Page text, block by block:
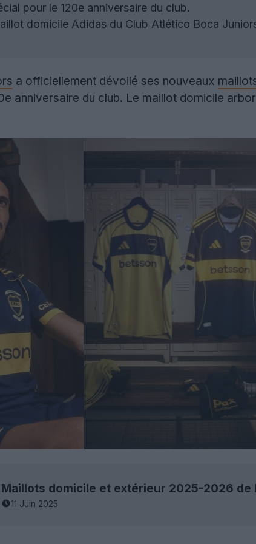
pour le 120e anniversaire du club.
domicile Adidas du Club Atlético Boca
a officiellement dévoilé ses nouveaux
anniversaire du club. Le maillot domicile
Maillots domicile et extérieur 2025-2026 de
11 Juin 2025